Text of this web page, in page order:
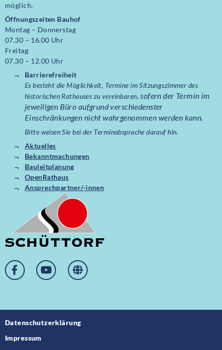
möglich.
Öffnungszeiten Bauhof
Montag – Donnerstag
07.30 – 16.00 Uhr
Freitag
07.30 – 12.00 Uhr
Barrierefreiheit
Es besteht die Möglichkeit, Termine im Sitzungszimmer des
historischen Rathauses zu vereinbaren,sofern der Termin im
jeweiligen Büro aufgrund verschiedenster
Einschränkungen nicht wahrgenommen werden kann.
Bitte weisen Sie bei der Terminabsprache darauf hin.
Aktuelles
Bekanntmachungen
Bauleitplanung
OpenRathaus
Ansprechpartner/-innen
Datenschutzerklärung
Impressum